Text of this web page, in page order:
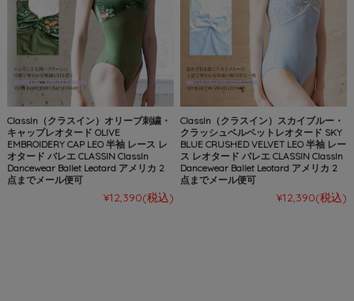
ClassIn（クラスイン）オリーブ刺繍・
キャップレオタード OLIVE
EMBROIDERY CAP LEO 半袖 レース レ
オタード バレエ CLASSIN ClassIn
Dancewear Ballet Leotard アメリカ 2
点までメール便可
¥12,390(税込)
ClassIn（クラスイン）スカイブルー・
クラッシュベルベットレオタード SKY
BLUE CRUSHED VELVET LEO 半袖 レー
ス レオタード バレエ CLASSIN ClassIn
Dancewear Ballet Leotard アメリカ 2
点までメール便可
¥12,390(税込)